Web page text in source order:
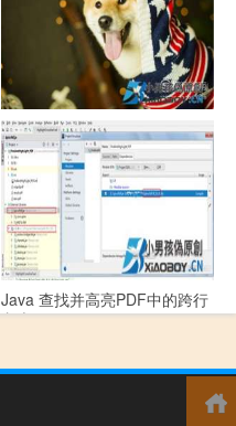
宠物定位器app开发可以解决哪
些问题？
Java 查找并高亮PDF中的跨行
文本